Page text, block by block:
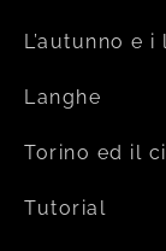
L’autunno e
Langhe
Torino ed il
Tutorial